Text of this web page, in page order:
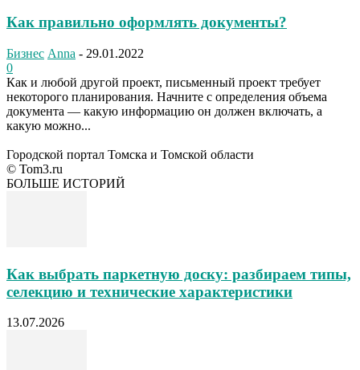
Как правильно оформлять документы?
Бизнес Anna - 29.01.2022
0
Как и любой другой проект, письменный проект требует
некоторого планирования. Начните с определения объема
документа — какую информацию он должен включать, а
какую можно...
Городской портал Томска и Томской области
© Tom3.ru
БОЛЬШЕ ИСТОРИЙ
Как выбрать паркетную доску: разбираем типы,
селекцию и технические характеристики
13.07.2026